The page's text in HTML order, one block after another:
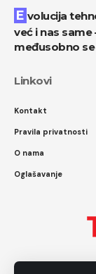
Evolucija tehnologije ne mijenja samo svijet oko nas,
već i nas same
međusobno
Linkovi
Kontakt
Pravila privatnosti
O nama
Oglašavanje